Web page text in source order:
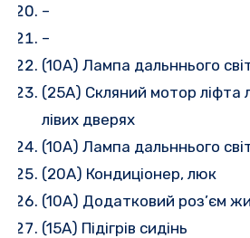
–
–
(10A) Лампа дальннього
(25A) Скляний мотор ліфта
лівих дверях
(10A) Лампа дальннього
(20A) Кондиціонер, люк
(10A) Додатковий роз’єм
(15A) Підігрів сидінь